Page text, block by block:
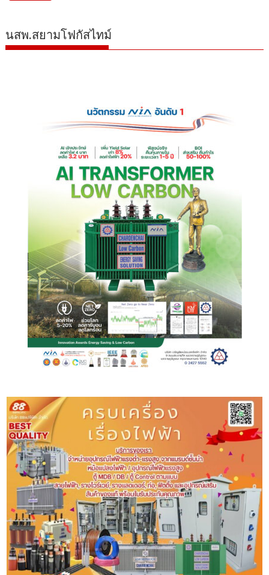
นสพ.สยามโฟกัสไทม์